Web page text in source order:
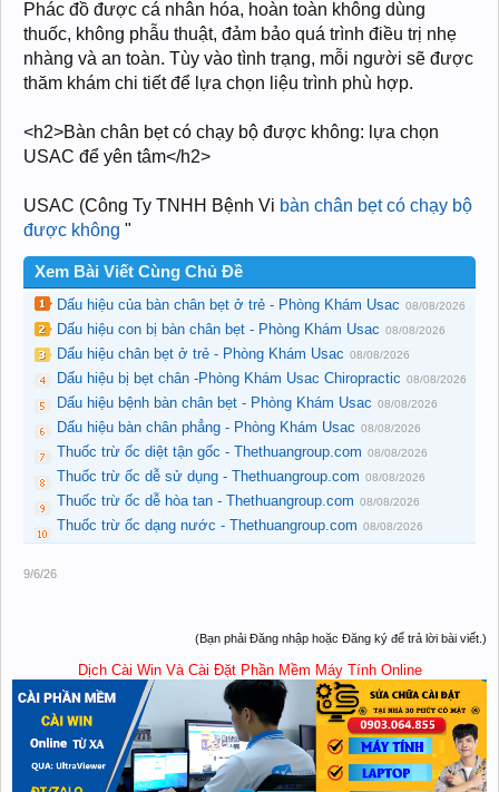
Phác đồ được cá nhân hóa, hoàn toàn không dùng
thuốc, không phẫu thuật, đảm bảo quá trình điều trị nhẹ
nhàng và an toàn. Tùy vào tình trạng, mỗi người sẽ được
thăm khám chi tiết để lựa chọn liệu trình phù hợp.
<h2>Bàn chân bẹt có chạy bộ được không: lựa chọn
USAC để yên tâm</h2>
USAC (Công Ty TNHH Bệnh Vi bàn chân bẹt có chạy bộ
được không "
Xem Bài Viết Cùng Chủ Đề
Dấu hiệu của bàn chân bẹt ở trẻ - Phòng Khám Usac 08/08/2026
Dấu hiệu con bị bàn chân bẹt - Phòng Khám Usac 08/08/2026
Dấu hiệu chân bẹt ở trẻ - Phòng Khám Usac 08/08/2026
Dấu hiệu bị bẹt chân -Phòng Khám Usac Chiropractic 08/08/2026
Dấu hiệu bệnh bàn chân bẹt - Phòng Khám Usac 08/08/2026
Dấu hiệu bàn chân phẳng - Phòng Khám Usac 08/08/2026
Thuốc trừ ốc diệt tận gốc - Thethuangroup.com 08/08/2026
Thuốc trừ ốc dễ sử dụng - Thethuangroup.com 08/08/2026
Thuốc trừ ốc dễ hòa tan - Thethuangroup.com 08/08/2026
Thuốc trừ ốc dạng nước - Thethuangroup.com 08/08/2026
9/6/26
(Bạn phải Đăng nhập hoặc Đăng ký để trả lời bài viết.)
Dịch Cài Win Và Cài Đặt Phần Mềm Máy Tính Online